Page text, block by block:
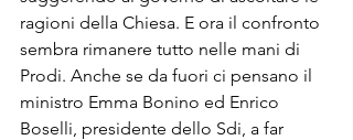
ragioni della Chiesa. E ora il confronto
sembra rimanere tutto nelle mani di
Prodi. Anche se da fuori ci pensano il
ministro Emma Bonino ed Enrico
Boselli, presidente dello Sdi, a far